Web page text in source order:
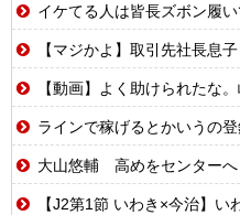
イケてる人は皆長ズボン履いてる。暑い中でも我
【マジかよ】取引先社長息子と結婚するウチの新入社員が「結婚
【動画】よく助けられたな。岐
ラインで稼げるとかいうの
大山悠輔 高めをセンター
【J2第1節 いわき×今治】いわきがJ2リーグで初